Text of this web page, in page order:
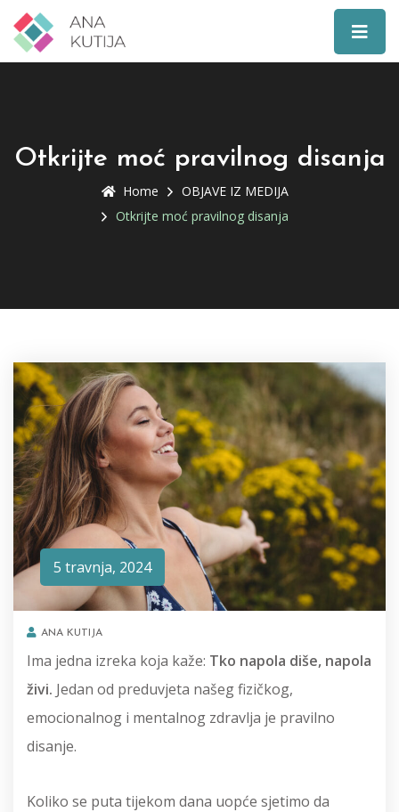
Otkrijte moć pravilnog disanja
Home
OBJAVE IZ MEDIJA
Otkrijte moć pravilnog disanja
5 travnja, 2024
ANA KUTIJA
Ima jedna izreka koja kaže: Tko napola diše, napola
živi. Jedan od preduvjeta našeg fizičkog,
emocionalnog i mentalnog zdravlja je pravilno
disanje.
Koliko se puta tijekom dana uopće sjetimo da